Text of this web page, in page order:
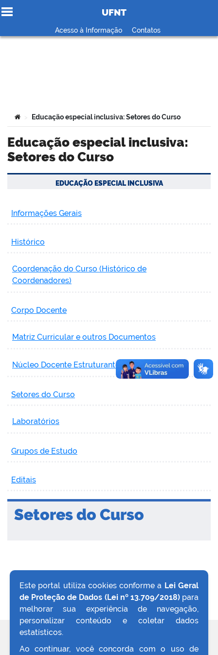
Ir para o conteúdo
UFNT
Acesso à Informação Contatos
Você está aqui:
> Educação especial inclusiva: Setores do Curso
Educação especial inclusiva:
Setores do Curso
EDUCAÇÃO ESPECIAL INCLUSIVA
Informações Gerais
Histórico
Coordenação do Curso (Histórico de
Coordenadores)
Corpo Docente
Matriz Curricular e outros Documentos
Núcleo Docente Estruturante
Setores do Curso
Laboratórios
Grupos de Estudo
Editais
Setores do Curso
VOLTAR AO TOPO
Este portal utiliza cookies conforme a Lei Geral
de Proteção de Dados (Lei nº 13.709/2018)para
melhorar sua experiência de navegação,
personalizar conteúdo e coletar dados
estatísticos.
Ao continuar, você concorda com o uso de